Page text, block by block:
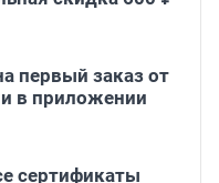
первый заказ от
в приложении
сертификаты